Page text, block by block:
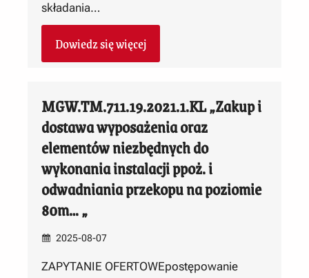
składania…
Dowiedz się więcej
MGW.TM.711.19.2021.1.KL „Zakup i
dostawa wyposażenia oraz
elementów niezbędnych do
wykonania instalacji ppoż. i
odwadniania przekopu na poziomie
80m… „
2025-08-07
ZAPYTANIE OFERTOWEpostępowanie